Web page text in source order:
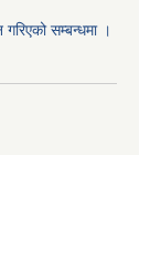
सम्बन्धमा ।